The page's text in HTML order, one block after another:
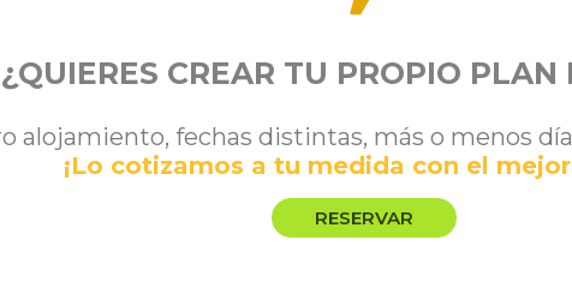
¿QUIERES CREAR TU PROPIO PLAN
alojamiento, fechas distintas, más o menos
¡Lo cotizamos a tu medida con el
RESERVAR